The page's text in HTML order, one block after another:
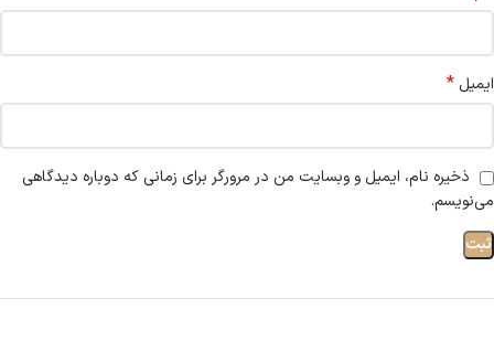
ایمیل *
ذخیره نام، ایمیل و وبسایت من در مرورگر برای زمانی که دوباره دیدگاهی
می‌نویسم.